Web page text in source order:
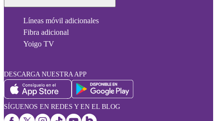
Líneas móvil adicionales
Fibra adicional
Yoigo TV
DESCARGA NUESTRA APP
SÍGUENOS EN REDES Y EN EL BLOG